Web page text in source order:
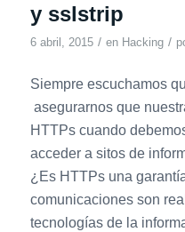
y sslstrip
6 abril, 2015 / en Hacking /
Siempre escuchamos
asegurarnos que
HTTPs cuando
acceder a sitos de
¿Es HTTPs una
comunicaciones son
tecnologías de la